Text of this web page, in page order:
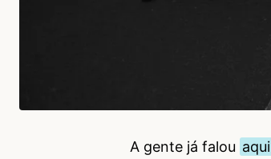
A gente já falou aqui